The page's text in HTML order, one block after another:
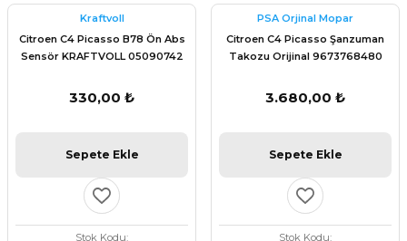
Kraftvoll
Citroen C4 Picasso B78 Ön Abs
Sensör KRAFTVOLL 05090742
330,00 ₺
Sepete Ekle
Stok Kodu
PSA Orjinal Mopar
Citroen C4 Picasso Şanzuman
Takozu Orijinal 9673768480
3.680,00 ₺
Sepete Ekle
Stok Kodu